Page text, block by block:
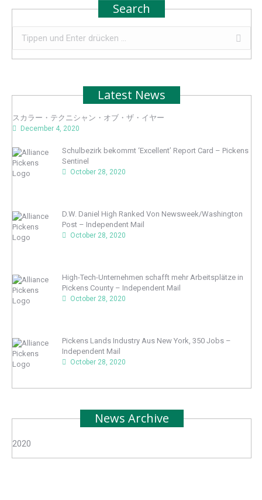
Search
Search:
Latest News
スカラー・テクニシャン・オブ・ザ・イヤー
December 4, 2020
Schulbezirk bekommt ‘Excellent’ Report Card – Pickens
Sentinel
October 28, 2020
D.W. Daniel High Ranked Von Newsweek/Washington
Post – Independent Mail
October 28, 2020
High-Tech-Unternehmen schafft mehr Arbeitsplätze in
Pickens County – Independent Mail
October 28, 2020
Pickens Lands Industry Aus New York, 350 Jobs –
Independent Mail
October 28, 2020
News Archive
2020